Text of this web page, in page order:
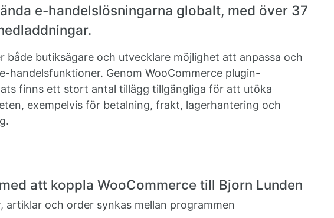
e-handelslösningarna globalt, med över 37
både butiksägare och utvecklare möjlighet att anpassa och
handelsfunktioner. Genom WooCommerce plugin-
finns ett stort antal tillägg tillgängliga för att utöka
exempelvis för betalning, frakt, lagerhantering och
att koppla WooCommerce till Bjorn Lunden
artiklar och order synkas mellan programmen